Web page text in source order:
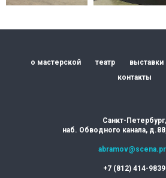
о мастерской театр выставки
контакты
Санкт-Петербург,
наб. Обводного канала,
+7 (812) 414-9839